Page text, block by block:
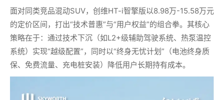
面对同类竞品混动SUV，创维HT-i智擎版以8.98万-15.58万元
的定价区间，打出“技术普惠”与“用户权益”的组合拳。其核心
策略在于：通过技术下沉（如L2+级辅助驾驶系统、热泵温控
系统）实现“越级配置”，同时以“终身无忧计划”（电池终身质
保、免费流量、充电桩安装）降低用户长期持有成本。